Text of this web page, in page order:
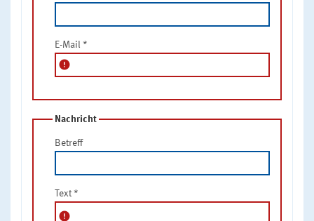
E-Mail *
error
Nachricht
Betreff
Text *
error